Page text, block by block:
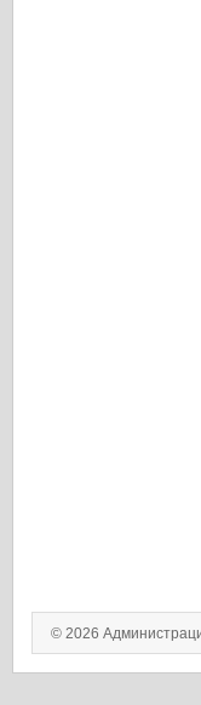
© 2026